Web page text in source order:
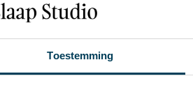
Toestemming
en compleet
alle labels en kaartjes zijn aan het
voor zover mogelijk onbeschadigd,